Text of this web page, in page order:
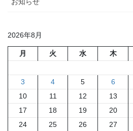
2026年8月
月 火 水 木
3
4 5 6
10
11 12 13
17
18 19 20
24
25 26 27